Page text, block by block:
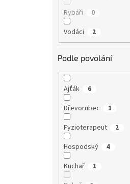
Rybáři 0
Vodáci 2
Podle povolání
Ajťák 6
Dřevorubec 1
Fyzioterapeut 2
Hospodský 4
Kuchař 1